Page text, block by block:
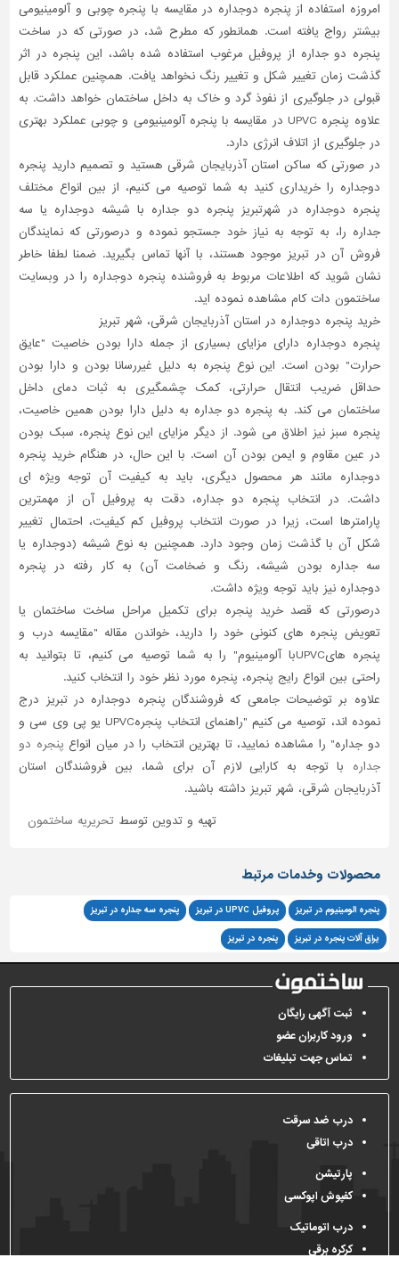
امروزه استفاده از پنجره دوجداره در مقایسه با پنجره چوبی و آلومینیومی
بیشتر رواج یافته است. همانطور که مطرح شد، در صورتی که در ساخت
پنجره دو جداره از پروفیل مرغوب استفاده شده باشد، این پنجره در اثر
گذشت زمان تغییر شکل و تغییر رنگ نخواهد یافت. همچنین عملکرد قابل
قبولی در جلوگیری از نفوذ گرد و خاک به داخل ساختمان خواهد داشت. به
علاوه پنجره UPVC در مقایسه با پنجره آلومینیومی و چوبی عملکرد بهتری
در جلوگیری از اتلاف انرژی دارد.
در صورتی که ساکن استان آذربایجان شرقی هستید و تصمیم دارید پنجره
دوجداره را خریداری کنید به شما توصیه می کنیم، از بین انواع مختلف
پنجره دوجداره در شهرتبریز پنجره دو جداره با شیشه دوجداره یا سه
جداره را، به توجه به نیاز خود جستجو نموده و درصورتی که نمایندگان
فروش آن در تبریز موجود هستند، با آنها تماس بگیرید. ضمنا لطفا خاطر
نشان شوید که اطلاعات مربوط به فروشنده پنجره دوجداره را در وبسایت
ساختمون دات کام مشاهده نموده اید.
خرید پنجره دوجداره در استان آذربایجان شرقی، شهر تبریز
پنجره دوجداره دارای مزایای بسیاری از جمله دارا بودن خاصیت "عایق
حرارت" بودن است. این نوع پنجره به دلیل غیررسانا بودن و دارا بودن
حداقل ضریب انتقال حرارتی، کمک چشمگیری به ثبات دمای داخل
ساختمان می کند. به پنجره دو جداره به دلیل دارا بودن همین خاصیت،
پنجره سبز نیز اطلاق می شود. از دیگر مزایای این نوع پنجره، سبک بودن
در عین مقاوم و ایمن بودن آن است. با این حال، در هنگام خرید پنجره
دوجداره مانند هر محصول دیگری، باید به کیفیت آن توجه ویژه ای
داشت. در انتخاب پنجره دو جداره، دقت به پروفیل آن از مهمترین
پارامترها است، زیرا در صورت انتخاب پروفیل کم کیفیت، احتمال تغییر
شکل آن با گذشت زمان وجود دارد. همچنین به نوع شیشه (دوجداره یا
سه جداره بودن شیشه، رنگ و ضخامت آن) به کار رفته در پنجره
دوجداره نیز باید توجه ویژه داشت.
درصورتی که قصد خرید پنجره برای تکمیل مراحل ساخت ساختمان یا
تعویض پنجره های کنونی خود را دارید، خواندن مقاله "مقایسه درب و
پنجره هایUPVCبا آلومینیوم" را به شما توصیه می کنیم، تا بتوانید به
راحتی بین انواع رایج پنجره، پنجره مورد نظر خود را انتخاب کنید.
علاوه بر توضیحات جامعی که فروشندگان پنجره دوجداره در تبریز درج
نموده اند، توصیه می کنیم "راهنمای انتخاب پنجرهUPVC یو پی وی سی و
دو جداره" را مشاهده نمایید، تا بهترین انتخاب را در میان انواع پنجره دو
جداره با توجه به کارایی لازم آن برای شما، بین فروشندگان استان
آذربایجان شرقی، شهر تبریز داشته باشید.
تهیه و تدوین توسط تحریریه ساختمون
محصولات وخدمات مرتبط
پنجره الومینیوم در تبریز پروفیل UPVC در تبریز پنجره سه جداره در تبریز
یراق آلات پنجره در تبریز پنجره در تبریز
ثبت آگهی رایگان
ورود کاربران عضو
تماس جهت تبلیغات
درب ضد سرقت
درب اتاقی
پارتیشن
کفپوش اپوکسی
درب اتوماتیک
کرکره برقی